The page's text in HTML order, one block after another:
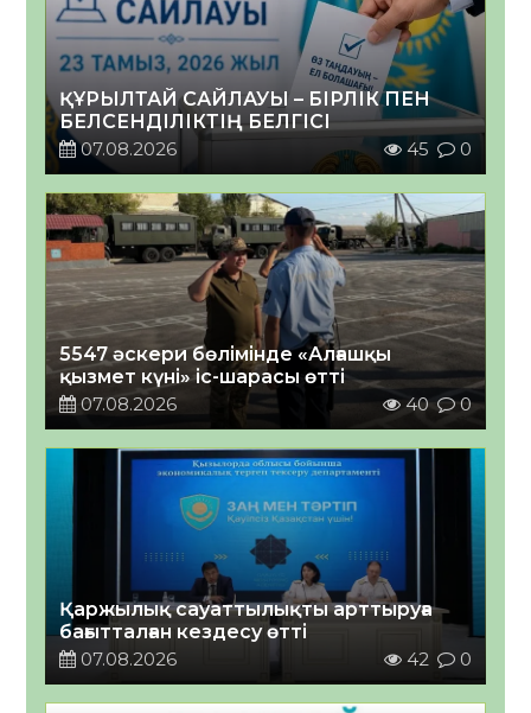
ҚҰРЫЛТАЙ САЙЛАУЫ – БІРЛІК ПЕН
БЕЛСЕНДІЛІКТІҢ БЕЛГІСІ
07.08.2026
45 0
5547 әскери бөлімінде «Алғашқы
қызмет күні» іс-шарасы өтті
07.08.2026
40 0
Қаржылық сауаттылықты арттыруға
бағытталған кездесу өтті
07.08.2026
42 0